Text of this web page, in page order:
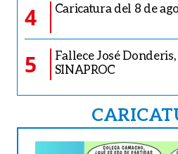
4 Caricatura del 8 de
5
Fallece José
SINAPROC